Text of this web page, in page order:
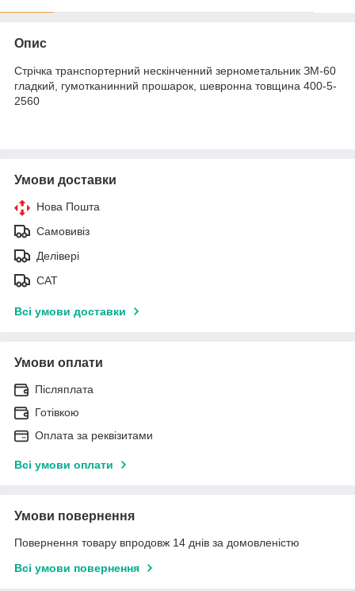
Опис
Стрічка транспортерний нескінченний зернометальник ЗМ-60
гладкий, гумотканинний прошарок, шевронна товщина 400-5-
2560
Умови доставки
Нова Пошта
Самовивіз
Делівері
САТ
Всі умови доставки
Умови оплати
Післяплата
Готівкою
Оплата за реквізитами
Всі умови оплати
Умови повернення
Повернення товару впродовж 14 днів за домовленістю
Всі умови повернення